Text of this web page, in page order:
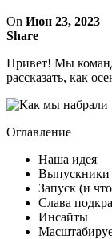
On Июн 23, 2023
Share
Привет! Мы
рассказать, как
Оглавление
Наша идея
Выпускники
Запуск (и
Слава
Инсайты